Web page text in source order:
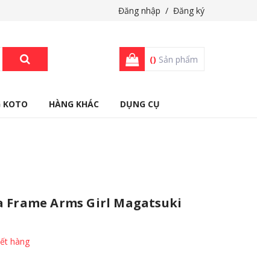
Đăng nhập / Đăng ký
() Sản phẩm
KOTO HÀNG KHÁC DỤNG CỤ
Frame Arms Girl Magatsuki
hàng